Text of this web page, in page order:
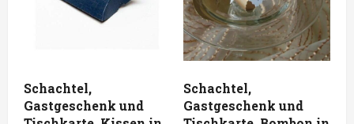
Schachtel,
Gastgeschenk und
Schachtel,
Gastgeschenk und